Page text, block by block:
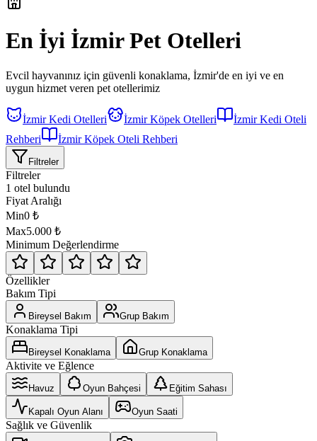
En İyi İzmirPet Otelleri
Evcil hayvanınız için güvenli konaklama, İzmir'de en iyi ve en
uygun hizmet veren pet otellerimiz
İzmir Kedi Otelleri İzmir Köpek Otelleri
İzmir Kedi Oteli
Rehberi
İzmir Köpek Oteli Rehberi
Filtreler
Filtreler
1 otel bulundu
Fiyat Aralığı
Min0 ₺
Max5.000 ₺
Minimum Değerlendirme
Özellikler
Bakım Tipi
Bireysel Bakım Grup Bakım
Konaklama Tipi
Bireysel Konaklama Grup Konaklama
Aktivite ve Eğlence
Havuz Oyun Bahçesi Eğitim Sahası
Kapalı Oyun Alanı Oyun Saati
Sağlık ve Güvenlik